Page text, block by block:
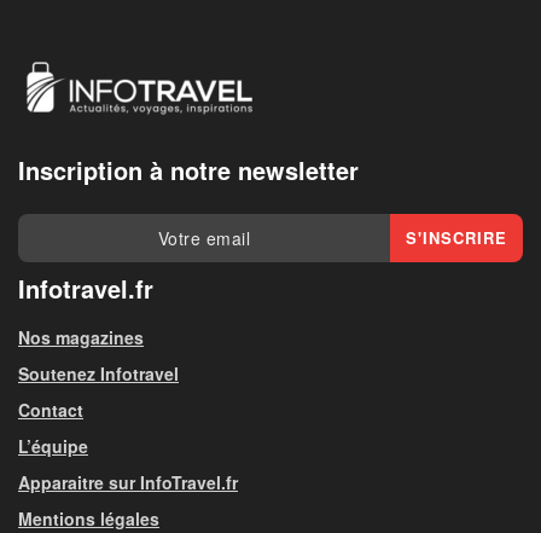
Inscription à notre newsletter
Infotravel.fr
Nos magazines
Soutenez Infotravel
Contact
L’équipe
Apparaitre sur InfoTravel.fr
Mentions légales